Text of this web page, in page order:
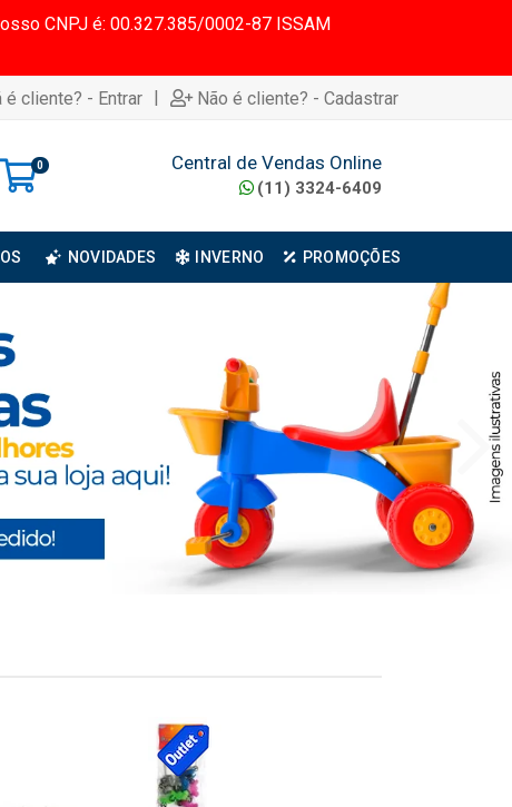
CNPJ é: 00.327.385/0002-87 ISSAM
é cliente? - Entrar | Não é cliente? - Cadastrar
0 Central de Vendas Online
(11) 3324-6409
NOVIDADES INVERNO PROMOÇÕES